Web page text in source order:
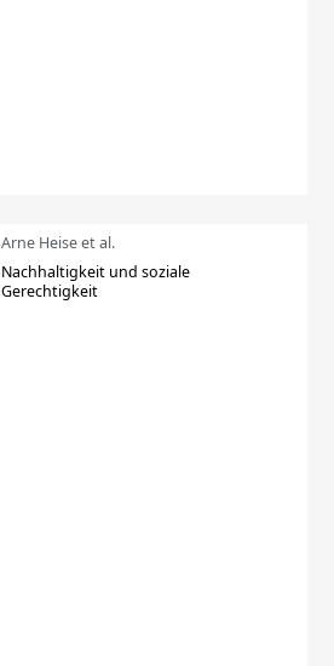
Arne Heise et al.
Nachhaltigkeit und soziale
Gerechtigkeit